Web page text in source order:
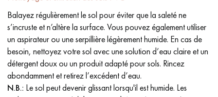
Balayez régulièrement le sol pour éviter que la saleté ne
s’incruste et n’altère la surface. Vous pouvez également utiliser
un aspirateur ou une serpillière légèrement humide. En cas de
besoin, nettoyez votre sol avec une solution d’eau claire et un
détergent doux ou un produit adapté pour sols. Rincez
abondamment et retirez l’excédent d’eau.
N.B.: Le sol peut devenir glissant lorsqu'il est humide. Les